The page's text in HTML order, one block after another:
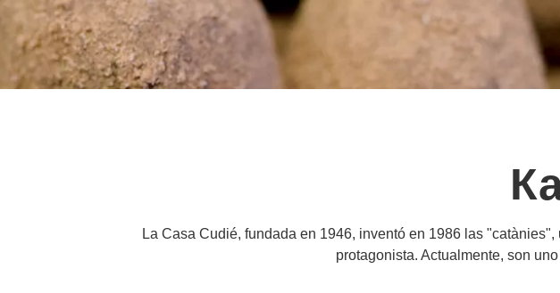
La Casa Cudié, fundada en 1946, inventó en 1986 las
protagonista. Actualmente, son